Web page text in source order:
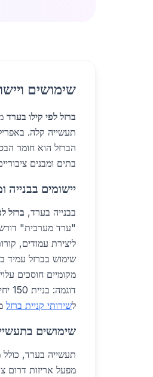
שימושים
ברזל לפי קילו בערד
הברזל הוא חומר
בתים ומבנים
יישומים בבנייה
בבנייה בערד, ברזל
שימוש בברזל עמיד
מקומיים חוסכים
לשירותי קניית ברזל
שימושים
תעשייה בערד, כולל